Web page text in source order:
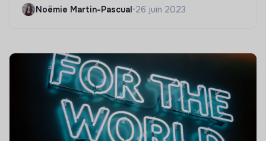
Noëmie Martin-Pascual•26 juin 2023